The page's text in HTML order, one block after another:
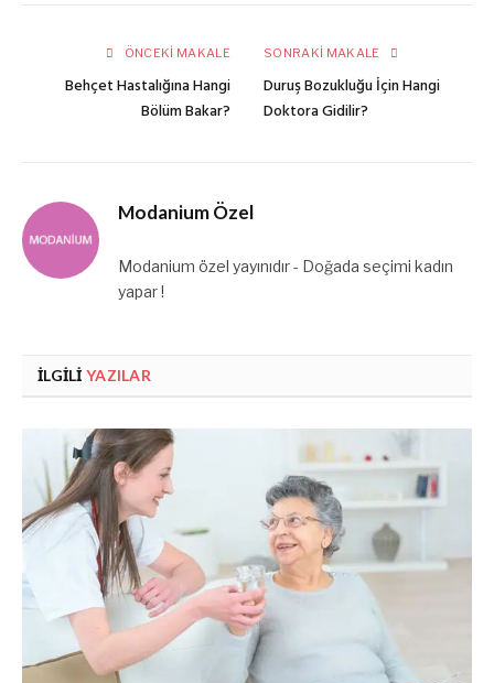
ÖNCEKI MAKALE
Behçet Hastalığına Hangi
Bölüm Bakar?
SONRAKI MAKALE
Duruş Bozukluğu İçin Hangi
Doktora Gidilir?
Modanium Özel
Modanium özel yayınıdır - Doğada seçimi kadın
yapar !
İLGILI YAZILAR